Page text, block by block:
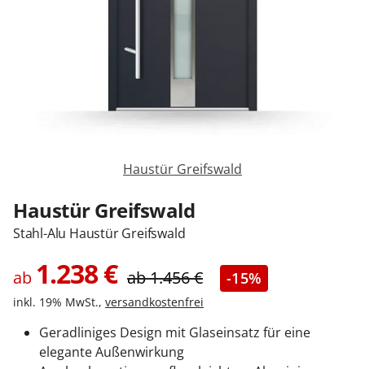
Zäune & Tore
Kontakt / Hilfe
Haustür Greifswald
Haustür Greifswald
Stahl-Alu Haustür Greifswald
ab 1.238€ ab1.456€ -15%
inkl. 19% MwSt., versandkostenfrei
Geradliniges Design mit Glaseinsatz für eine
elegante Außenwirkung